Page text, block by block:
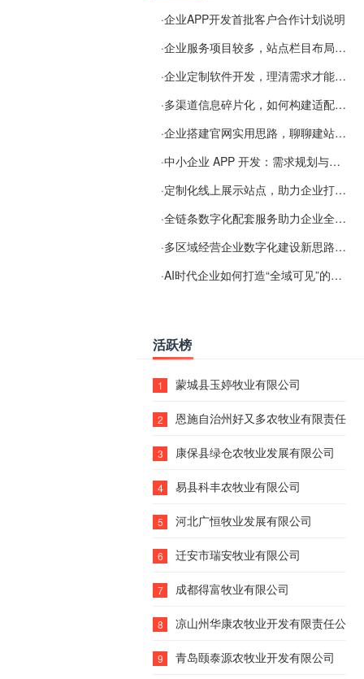
·企业APP开发首批客户合作计划说明
·企业服务项目较多，站点栏目布局规划参考思路
·企业定制软件开发，理清需求才能提升数字化落地效率
·多渠道信息碎片化，如何构建适配 AI 检索的品牌信息源
·企业搭建官网实用思路，聊聊建站容易忽视的问题
·中小企业 APP 开发：需求规划与项目落地避坑经验分享
·定制化线上展示站点，助力企业打通线上经营渠道
·全链条数字化配套服务助力企业全域线上经营
·多区域经营企业数字化建设新思路：多端载体与地域检索一体化落地思路分享
·AI时代企业如何打造“全域可见”的数字资产？梓彤超越给出新解法
活跃榜
1 蒙城县玉婷牧业有限公司
2 恩施自治州好又多农牧业有限责任公
3 康保县绿仓农牧业发展有限公司
4 易县科丰农牧业有限公司
5 河北广恒牧业发展有限公司
6 迁安市瑞安牧业有限公司
7 成都得富牧业有限公司
8 凉山州华康农牧业开发有限责任公司
9 青岛颐泰源农牧业开发有限公司